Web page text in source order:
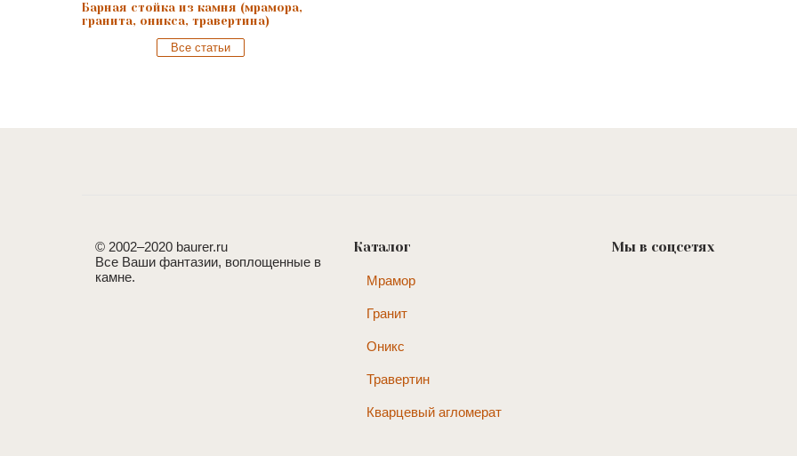
Барная стойка из камня (мрамора,
гранита, оникса, травертина)
Все статьи
© 2002–2020 baurer.ru
Все Ваши фантазии, воплощенные в
камне.
Каталог
Мрамор
Гранит
Оникс
Травертин
Кварцевый агломерат
Мы в соцсетях